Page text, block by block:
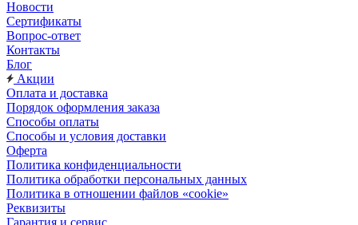
Новости
Сертификаты
Вопрос-ответ
Контакты
Блог
Акции
Оплата и доставка
Порядок оформления заказа
Способы оплаты
Способы и условия доставки
Оферта
Политика конфиденциальности
Политика обработки персональных данных
Политика в отношении файлов «cookie»
Реквизиты
Гарантия и сервис